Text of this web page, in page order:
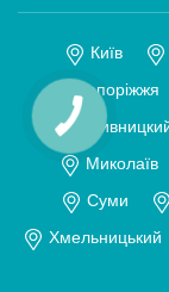
Київ
Запоріжжя
Миколаїв
Суми
Хмельницький
КНОПКА
ЗВ'ЯЗКУ